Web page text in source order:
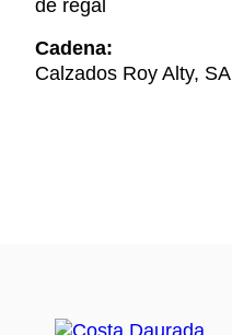
de regal
Cadena:
Calzados Roy Alty, SA